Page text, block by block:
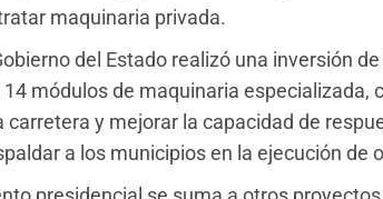
maquinaria privada.
del Estado realizó una inversión
módulos de maquinaria especializada,
carretera y mejorar la capacidad de
a los municipios en la ejecución de